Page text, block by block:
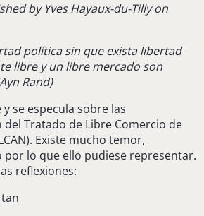
by Yves Hayaux-du-Tilly on
política sin que exista libertad
libre y un libre mercado son
Ayn Rand)
se especula sobre las
del Tratado de Libre Comercio de
Existe mucho temor,
lo que ello pudiese representar.
reflexiones: